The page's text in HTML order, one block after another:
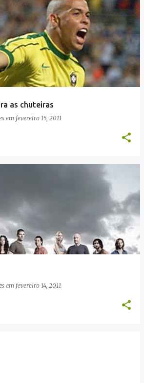
as chuteiras
em fevereiro 15, 2011
em fevereiro 14, 2011